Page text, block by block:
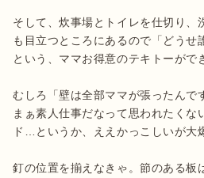
そして、炊事場とトイレを仕切り、
も目立つところにあるので「どうせ
という、ママお得意のテキトーが
むしろ「壁は全部ママが張ったんで
まぁ素人仕事だなって思われたくな
ド…というか、ええかっこしいが大
釘の位置を揃えなきゃ。節のある板